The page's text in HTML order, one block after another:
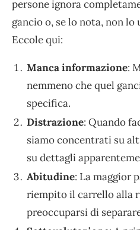
persone ignora
gancio o, se lo nota, non
Eccole qui:
Manca informazione:
nemmeno che quel
specifica.
Distrazione: Quando
siamo concentrati su
su dettagli
Abitudine: La maggior
riempito il carrello alla
preoccuparsi di